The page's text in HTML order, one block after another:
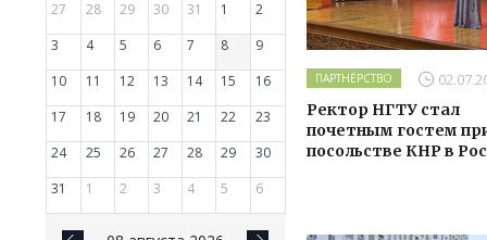
27
28 29 30 31 1
2
3
4 5 6 7 8
9
10
11 12 13 14 15
16
17
18 19 20 21 22
23
24
25 26 27 28 29
30
31
1 2 3 4 5 6
ПАРТНЁРСТВО
Ректор НГТУ стал
почетным гостем
посольстве КНР в